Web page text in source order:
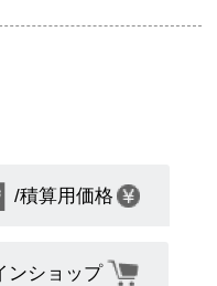
/積算用価格
ンショップ